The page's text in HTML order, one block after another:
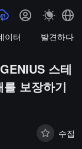
이터 발견하다
스테
보장하기
수집